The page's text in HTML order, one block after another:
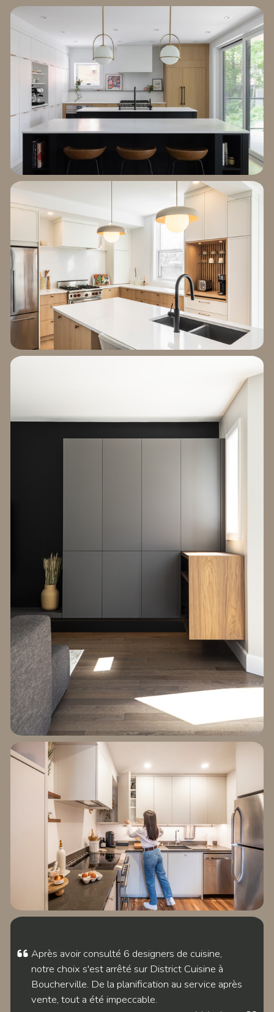
EXPLORER LE
PROJET DE LA CÔTE-
SAINTE-CATHERINE
EXPLORER LE
PROJET DRAPER
EXPLORER LE
EXPLORER LE
PROJET LE FRANÇOIS
EXPLORER LE
Après avoir consulté 6 designers de cuisine,
notre choix s'est arrêté sur District Cuisine à
Boucherville. De la planification au service après
vente, tout a été impeccable.